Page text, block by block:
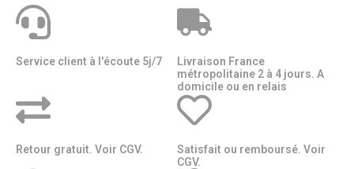
Service client à l'écoute 5j/7
Livraison France
métropolitaine 2 à 4 jours. A
domicile ou en relais​​
Retour gratuit. Voir CGV.
Satisfait ou remboursé. Voir
CGV.